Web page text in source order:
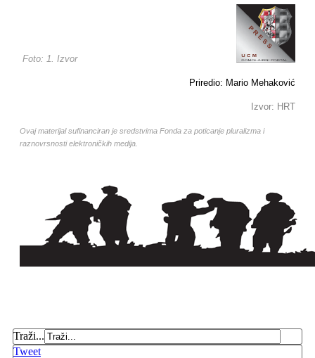
Foto: 1. Izvor
Priredio: Mario Mehaković
Izvor: HRT
Ovaj materijal sufinanciran je sredstvima Fonda za poticanje pluralizma i
raznovrsnosti elektroničkih medija.
Traži...
Tweet